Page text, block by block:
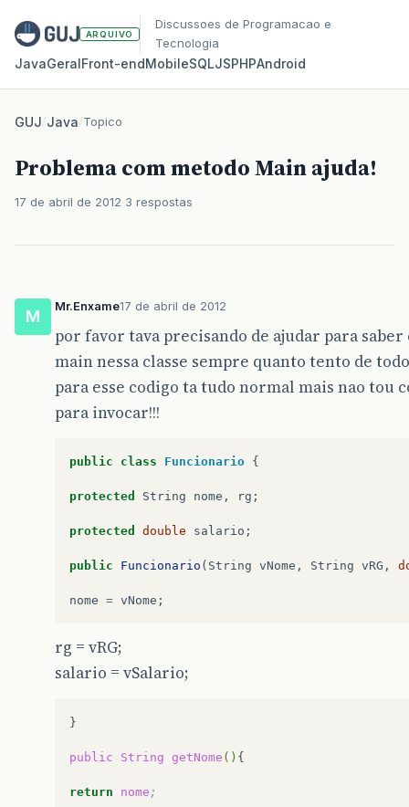
ARQUIVO
Discussoes de Programacao e
Tecnologia
JavaGeralFront‑endMobileSQLJSPHPAndroid
GUJ/Java/Topico
Problema com metodo Main ajuda!
17 de abril de 2012 3 respostas
M
Mr.Enxame17 de abril de 2012
por favor tava precisando de ajudar para
main nessa classe sempre quanto tento de
para esse codigo ta tudo normal mais nao tou
para invocar!!!
public class Funcionario {
protected String nome , rg ;
protected double salario ;
public Funcionario ( String vNome , String vRG ,
nome = vNome ;
rg = vRG;
salario = vSalario;
}
public String getNome () {
return nome ;